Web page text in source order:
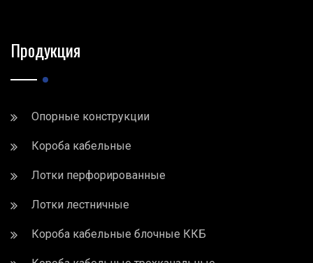
Продукция
Опорные конструкции
Короба кабельные
Лотки перфорированные
Лотки лестничные
Короба кабельные блочные ККБ